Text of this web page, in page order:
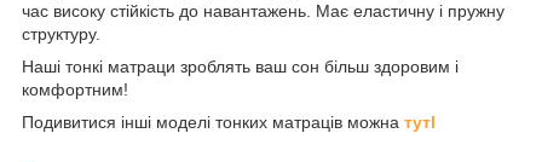
час високу стійкість до навантажень. Має еластичну і пружну
структуру.
Наші тонкі матраци зроблять ваш сон більш здоровим і
комфортним!
Подивитися інші моделі тонких матраців можна тутl